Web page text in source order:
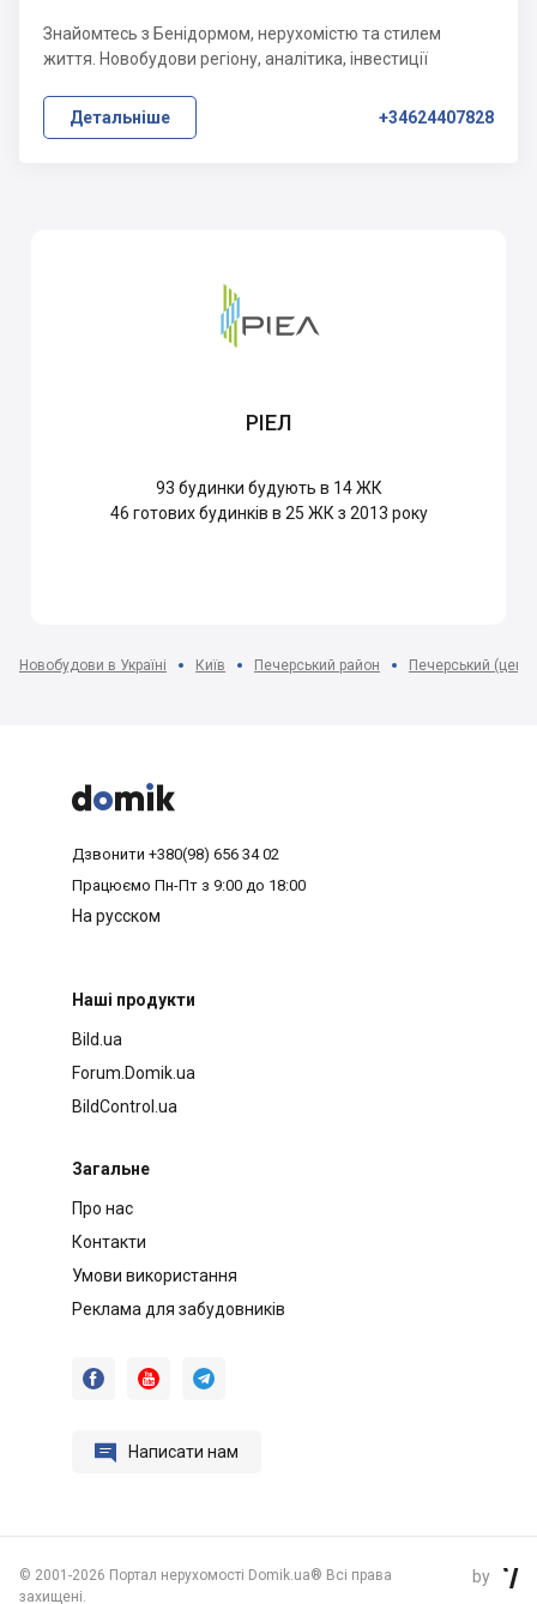
Знайомтесь з Бенідормом, нерухомістю та стилем
життя. Новобудови регіону, аналітика, інвестиції
Детальніше +34624407828
РІЕЛ
93 будинки будують в 14 ЖК
46 готових будинків в 25 ЖК з 2013 року
Новобудови в Україні Київ Печерський район Печерський



Дзвонити +380(98) 656 34 02
Працюємо Пн-Пт з 9:00 до 18:00
На русском
Наші продукти
Bild.ua
Forum.Domik.ua
BildControl.ua
Загальне
Про нас
Контакти
Умови використання
Реклама для забудовників
  
 Написати нам
© 2001-2026 Портал нерухомості Domik.ua® Всі права
захищені.
by 